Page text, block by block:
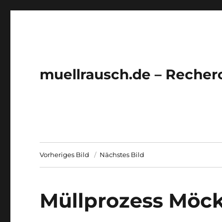
muellrausch.de –
Vorheriges Bild Nächstes Bild
Müllprozess